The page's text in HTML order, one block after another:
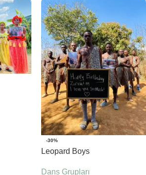
-30%
Leopard Boys
Dans Grupları